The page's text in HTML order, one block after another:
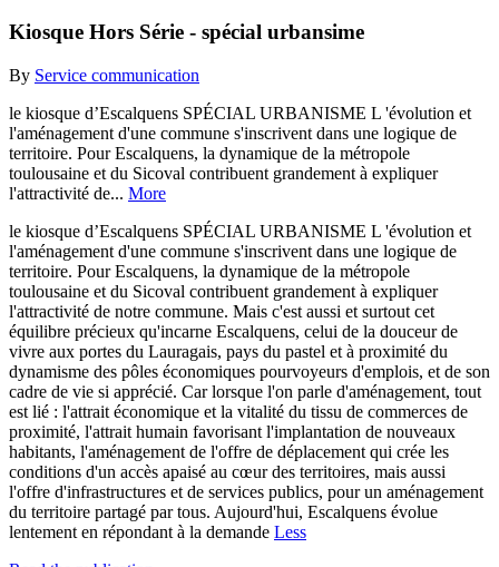
Kiosque Hors Série - spécial urbansime
By Service communication
le kiosque d’Escalquens SPÉCIAL URBANISME L 'évolution et
l'aménagement d'une commune s'inscrivent dans une logique de
territoire. Pour Escalquens, la dynamique de la métropole
toulousaine et du Sicoval contribuent grandement à expliquer
l'attractivité de... More
le kiosque d’Escalquens SPÉCIAL URBANISME L 'évolution et
l'aménagement d'une commune s'inscrivent dans une logique de
territoire. Pour Escalquens, la dynamique de la métropole
toulousaine et du Sicoval contribuent grandement à expliquer
l'attractivité de notre commune. Mais c'est aussi et surtout cet
équilibre précieux qu'incarne Escalquens, celui de la douceur de
vivre aux portes du Lauragais, pays du pastel et à proximité du
dynamisme des pôles économiques pourvoyeurs d'emplois, et de son
cadre de vie si apprécié. Car lorsque l'on parle d'aménagement, tout
est lié : l'attrait économique et la vitalité du tissu de commerces de
proximité, l'attrait humain favorisant l'implantation de nouveaux
habitants, l'aménagement de l'offre de déplacement qui crée les
conditions d'un accès apaisé au cœur des territoires, mais aussi
l'offre d'infrastructures et de services publics, pour un aménagement
du territoire partagé par tous. Aujourd'hui, Escalquens évolue
lentement en répondant à la demande Less